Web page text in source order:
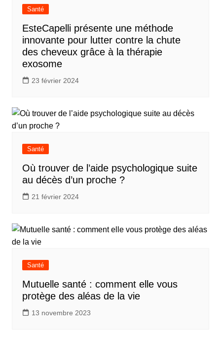
Santé
EsteCapelli présente une méthode
innovante pour lutter contre la chute
des cheveux grâce à la thérapie
exosome
23 février 2024
Santé
Où trouver de l’aide psychologique suite
au décès d’un proche ?
21 février 2024
Santé
Mutuelle santé : comment elle vous
protège des aléas de la vie
13 novembre 2023